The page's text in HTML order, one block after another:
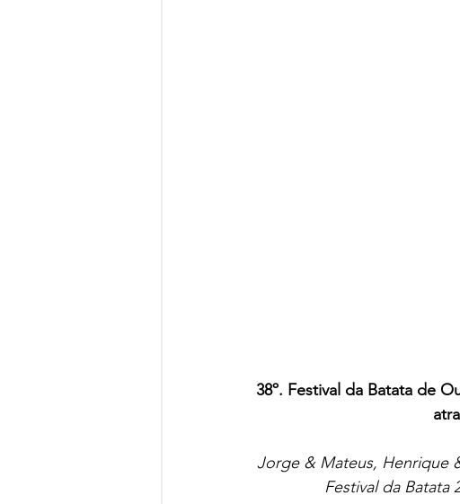
38º. Festival da Batata de
Jorge & Mateus, Henrique
Festival da Batata